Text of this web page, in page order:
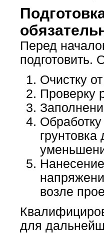
Перед
подготовить.
Очистку
Проверку
грунтовка
возле
для